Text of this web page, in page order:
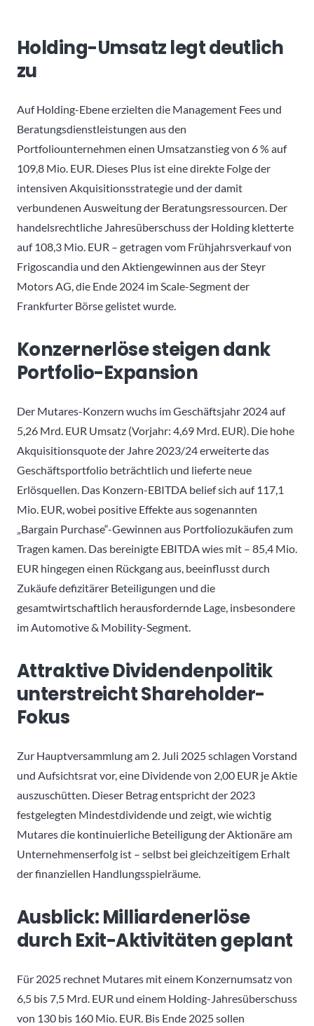
Holding-Umsatz legt deutlich
zu
Auf Holding-Ebene erzielten die Management Fees und
Beratungsdienstleistungen aus den
Portfoliounternehmen einen Umsatzanstieg von 6 % auf
109,8 Mio. EUR. Dieses Plus ist eine direkte Folge der
intensiven Akquisitionsstrategie und der damit
verbundenen Ausweitung der Beratungsressourcen. Der
handelsrechtliche Jahresüberschuss der Holding kletterte
auf 108,3 Mio. EUR – getragen vom Frühjahrsverkauf von
Frigoscandia und den Aktiengewinnen aus der Steyr
Motors AG, die Ende 2024 im Scale-Segment der
Frankfurter Börse gelistet wurde.
Konzernerlöse steigen dank
Portfolio-Expansion
Der Mutares-Konzern wuchs im Geschäftsjahr 2024 auf
5,26 Mrd. EUR Umsatz (Vorjahr: 4,69 Mrd. EUR). Die hohe
Akquisitionsquote der Jahre 2023/24 erweiterte das
Geschäftsportfolio beträchtlich und lieferte neue
Erlösquellen. Das Konzern-EBITDA belief sich auf 117,1
Mio. EUR, wobei positive Effekte aus sogenannten
„Bargain Purchase“-Gewinnen aus Portfoliozukäufen zum
Tragen kamen. Das bereinigte EBITDA wies mit – 85,4 Mio.
EUR hingegen einen Rückgang aus, beeinflusst durch
Zukäufe defizitärer Beteiligungen und die
gesamtwirtschaftlich herausfordernde Lage, insbesondere
im Automotive & Mobility-Segment.
Attraktive Dividendenpolitik
unterstreicht Shareholder-
Fokus
Zur Hauptversammlung am 2. Juli 2025 schlagen Vorstand
und Aufsichtsrat vor, eine Dividende von 2,00 EUR je Aktie
auszuschütten. Dieser Betrag entspricht der 2023
festgelegten Mindestdividende und zeigt, wie wichtig
Mutares die kontinuierliche Beteiligung der Aktionäre am
Unternehmens­erfolg ist – selbst bei gleichzeitigem Erhalt
der finanziellen Handlungsspielräume.
Ausblick: Milliardenerlöse
durch Exit-Aktivitäten geplant
Für 2025 rechnet Mutares mit einem Konzernumsatz von
6,5 bis 7,5 Mrd. EUR und einem Holding-Jahresüberschuss
von 130 bis 160 Mio. EUR. Bis Ende 2025 sollen